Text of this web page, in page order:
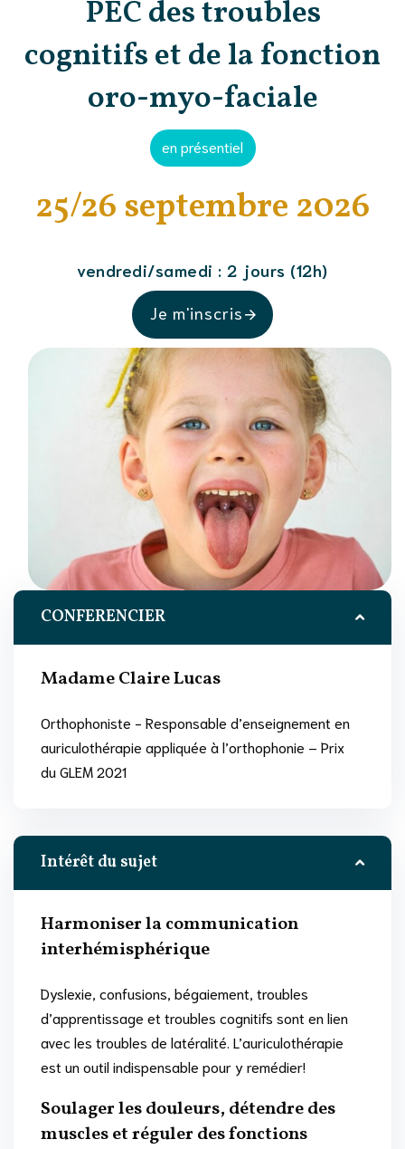
PEC des troubles
cognitifs et de la fonction
oro-myo-faciale
en présentiel
25/26 septembre 2026
vendredi/samedi : 2 jours (12h)
Je m'inscris
CONFERENCIER
Madame Claire Lucas
Orthophoniste - Responsable d’enseignement en
auriculothérapie appliquée à l’orthophonie – Prix
du GLEM 2021
Intérêt du sujet
Harmoniser la communication
interhémisphérique
Dyslexie, confusions, bégaiement, troubles
d’apprentissage et troubles cognitifs sont en lien
avec les troubles de latéralité. L’auriculothérapie
est un outil indispensable pour y remédier!
Soulager les douleurs, détendre des
muscles et réguler des fonctions